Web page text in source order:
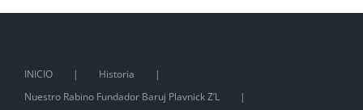
INICIO
Historia
Nuestro Rabino Fundador Baruj Plavnick Z’L